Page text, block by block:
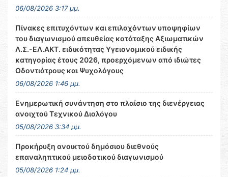
06/08/2026 3:17 μμ.
Πίνακες επιτυχόντων και επιλαχόντων υποψηφίων
του διαγωνισμού απευθείας κατάταξης Αξιωματικών
Λ.Σ.-ΕΛ.ΑΚΤ. ειδικότητας Υγειονομικού ειδικής
κατηγορίας έτους 2026, προερχόμενων από ιδιώτες
Οδοντιάτρους και Ψυχολόγους
06/08/2026 1:46 μμ.
Ενημερωτική συνάντηση στο πλαίσιο της διενέργειας
ανοιχτού Τεχνικού Διαλόγου
05/08/2026 3:34 μμ.
Προκήρυξη ανοικτού δημόσιου διεθνούς
επαναληπτικού μειοδοτικού διαγωνισμού
05/08/2026 1:24 μμ.